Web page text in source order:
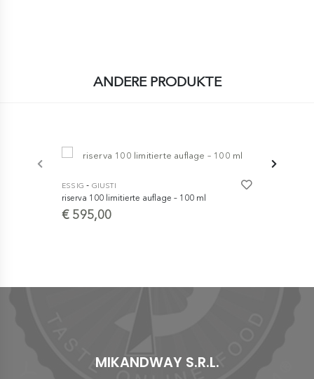
ANDERE PRODUKTE
ESSIG - GIUSTI
riserva 100 limitierte auflage – 100 ml
€ 595,00
MIKANDWAY S.R.L.